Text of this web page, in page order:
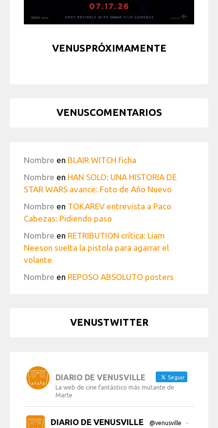
VENUSPRÓXIMAMENTE
VENUSCOMENTARIOS
Nombre en BLAIR WITCH ficha
Nombre en HAN SOLO: UNA HISTORIA DE
STAR WARS avance: Foto de Año Nuevo
Nombre en TOKAREV entrevista a Paco
Cabezas: Pidiendo paso
Nombre en RETRIBUTION crítica: Liam
Neeson suelta la pistola para agarrar el
volante
Nombre en REPOSO ABSOLUTO posters
VENUSTWITTER
DIARIO DE VENUSVILLE Seguir
La web de cine fantástico más mutante de
Marte
DIARIO DE VENUSVILLE @venusville
·